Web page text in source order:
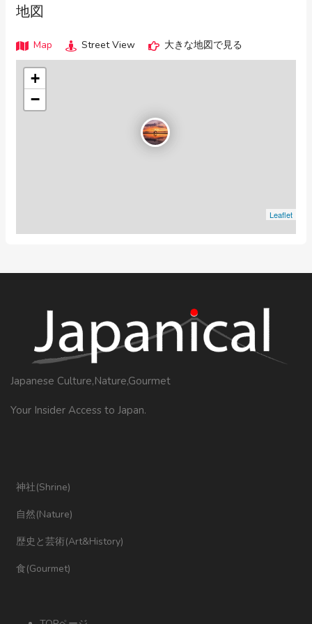
地図
Map Street View 大きな地図で見る
+
−
Leaflet
Japanese Culture,Nature,Gourmet
Your Insider Access to Japan.
神社(Shrine)
自然(Nature)
歴史と芸術(Art&History)
食(Gourmet)